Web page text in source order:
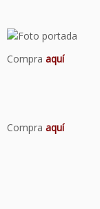
Compra aquí
Compra aquí